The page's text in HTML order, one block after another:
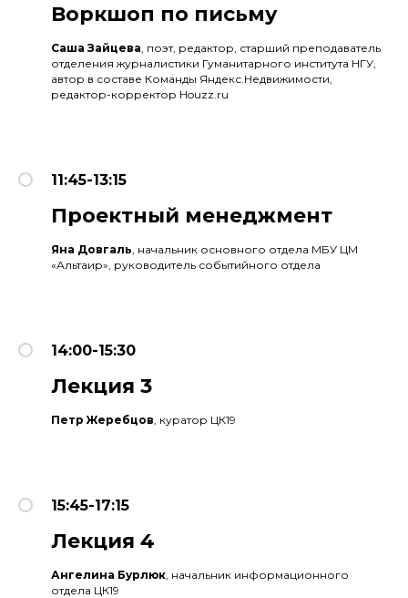
Воркшоп по письму
Саша Зайцева , поэт, редактор, старший преподаватель
отделения журналистики Гуманитарного института НГУ,
автор в составе Команды Яндекс.Недвижимости,
редактор-корректор Houzz.ru
11:45-13:15
Проектный менеджмент
Яна Довгаль , начальник основного отдела МБУ ЦМ
«Альтаир», руководитель событийного отдела
14:00-15:30
Лекция 3
Петр Жеребцов , куратор ЦК19
15:45-17:15
Лекция 4
Ангелина Бурлюк , начальник информационного
отдела ЦК19